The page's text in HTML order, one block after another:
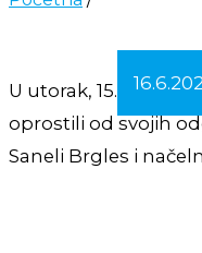
U utorak, 15.6.
oprostili od svojih
Saneli Brgles i